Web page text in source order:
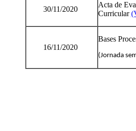
30/11/2020
Acta de
Curricular
16/11/2020
Bases
(Jornada